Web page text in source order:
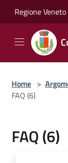
Regione Veneto
Home >
FAQ (6)
FAQ (6)